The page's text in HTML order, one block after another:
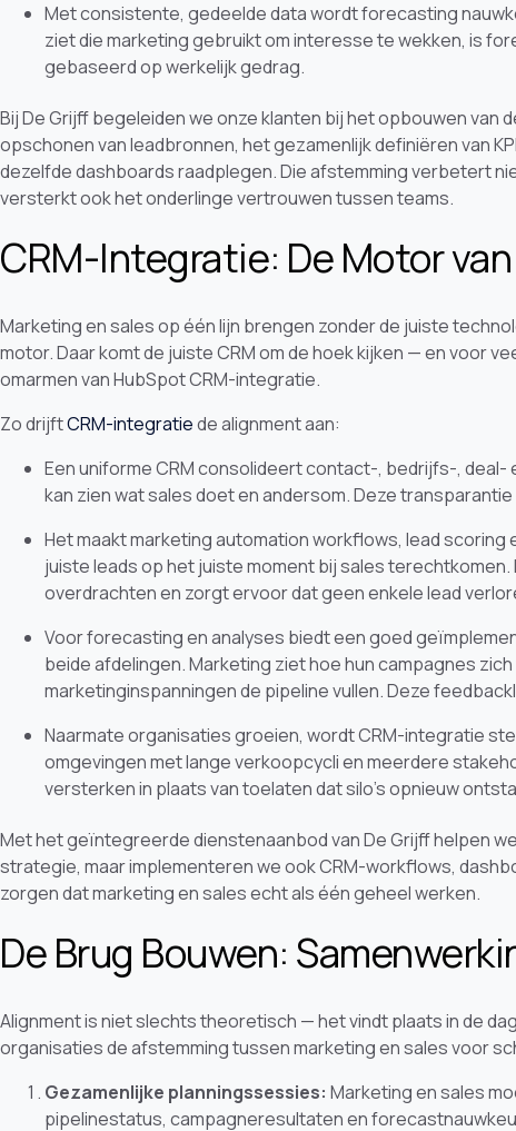
Met consistente, gedeelde data wordt forecasting
ziet die marketing gebruikt om interesse te wekken, is
gebaseerd op werkelijk gedrag.
Bij De Grijff begeleiden we onze klanten bij het opbouwen van
opschonen van leadbronnen, het gezamenlijk definiëren van
dezelfde dashboards raadplegen. Die afstemming verbetert
versterkt ook het onderlinge vertrouwen tussen teams.
CRM-Integratie: De Motor
Marketing en sales op één lijn brengen zonder de juiste
motor. Daar komt de juiste CRM om de hoek kijken — en voor
omarmen van HubSpot CRM-integratie.
Zo drijftCRM-integratiede alignment aan:
Een uniforme CRM consolideert contact-, bedrijfs-,
kan zien wat sales doet en andersom. Deze
Het maakt marketing automation workflows, lead
juiste leads op het juiste moment bij sales
overdrachten en zorgt ervoor dat geen enkele lead
Voor forecasting en analyses biedt een goed
beide afdelingen. Marketing ziet hoe hun campagnes
marketinginspanningen de pipeline vullen. Deze
Naarmate organisaties groeien, wordt CRM-integratie
omgevingen met lange verkoopcycli en meerdere
versterken in plaats van toelaten dat silo's opnieuw
Met het geïntegreerde dienstenaanbod van De Grijff helpen
strategie, maar implementeren we ook CRM-workflows,
zorgen dat marketing en sales echt als één geheel werken.
De Brug Bouwen:
Alignment is niet slechts theoretisch — het vindt plaats in de
organisaties de afstemming tussen marketing en sales voor
Gezamenlijke planningssessies: Marketing en sales
pipelinestatus, campagneresultaten en